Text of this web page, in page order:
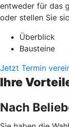
entweder für das
oder stellen Sie
Überblick
Bausteine
Jetzt Termin
Ihre
Nach